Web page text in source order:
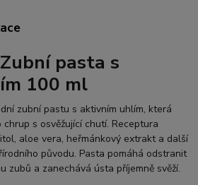
pasta s
100 ml
zubní pastu s aktivním uhlím, která
s osvěžující chutí. Receptura
aloe vera, heřmánkový extrakt a další
původu. Pasta pomáhá odstranit
zubů a zanechává ústa příjemně svěží.